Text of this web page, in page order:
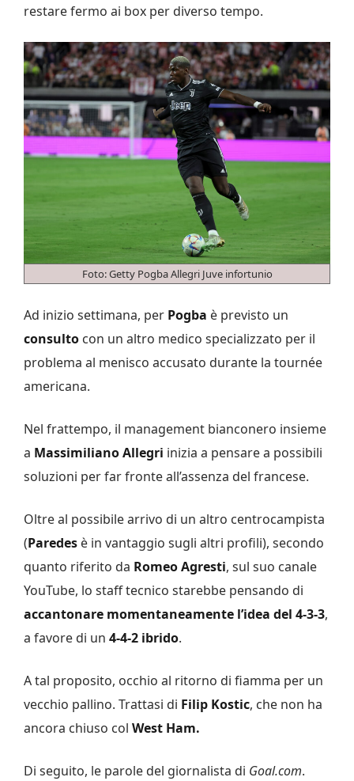
restare fermo ai box per diverso tempo.
Foto: Getty Pogba Allegri Juve infortunio
Ad inizio settimana, per Pogba è previsto un
consulto con un altro medico specializzato per il
problema al menisco accusato durante la tournée
americana.
Nel frattempo, il management bianconero insieme
a Massimiliano Allegri inizia a pensare a possibili
soluzioni per far fronte all’assenza del francese.
Oltre al possibile arrivo di un altro centrocampista
(Paredes è in vantaggio sugli altri profili), secondo
quanto riferito da Romeo Agresti, sul suo canale
YouTube, lo staff tecnico starebbe pensando di
accantonare momentaneamente l’idea del 4-3-3,
a favore di un 4-4-2 ibrido.
A tal proposito, occhio al ritorno di fiamma per un
vecchio pallino. Trattasi di Filip Kostic, che non ha
ancora chiuso col West Ham.
Di seguito, le parole del giornalista di Goal.com.